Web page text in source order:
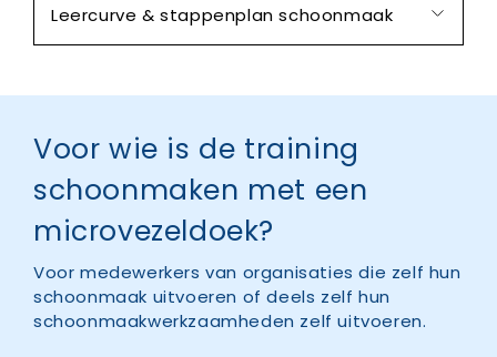
Leercurve & stappenplan schoonmaak
Voor wie is de training
schoonmaken met een
microvezeldoek?
Voor medewerkers van organisaties die zelf hun
schoonmaak uitvoeren of deels zelf hun
schoonmaakwerkzaamheden zelf uitvoeren.